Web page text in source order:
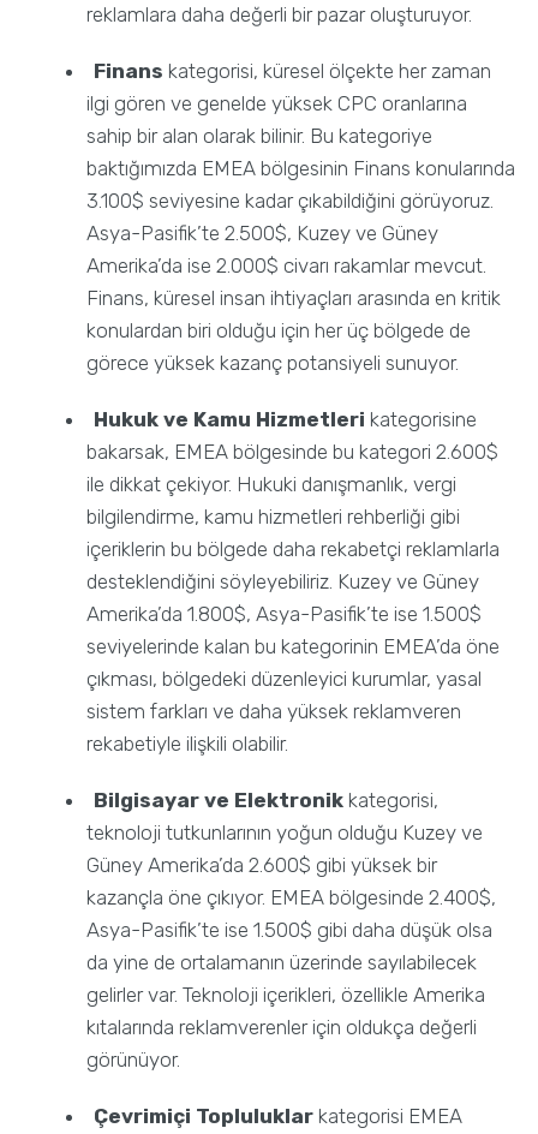
reklamlara daha değerli bir pazar oluşturuyor.
Finans kategorisi, küresel ölçekte her zaman
ilgi gören ve genelde yüksek CPC oranlarına
sahip bir alan olarak bilinir. Bu kategoriye
baktığımızda EMEA bölgesinin Finans konularında
3.100$ seviyesine kadar çıkabildiğini görüyoruz.
Asya-Pasifik’te 2.500$, Kuzey ve Güney
Amerika’da ise 2.000$ civarı rakamlar mevcut.
Finans, küresel insan ihtiyaçları arasında en kritik
konulardan biri olduğu için her üç bölgede de
görece yüksek kazanç potansiyeli sunuyor.
Hukuk ve Kamu Hizmetleri kategorisine
bakarsak, EMEA bölgesinde bu kategori 2.600$
ile dikkat çekiyor. Hukuki danışmanlık, vergi
bilgilendirme, kamu hizmetleri rehberliği gibi
içeriklerin bu bölgede daha rekabetçi reklamlarla
desteklendiğini söyleyebiliriz. Kuzey ve Güney
Amerika’da 1.800$, Asya-Pasifik’te ise 1.500$
seviyelerinde kalan bu kategorinin EMEA’da öne
çıkması, bölgedeki düzenleyici kurumlar, yasal
sistem farkları ve daha yüksek reklamveren
rekabetiyle ilişkili olabilir.
Bilgisayar ve Elektronik kategorisi,
teknoloji tutkunlarının yoğun olduğu Kuzey ve
Güney Amerika’da 2.600$ gibi yüksek bir
kazançla öne çıkıyor. EMEA bölgesinde 2.400$,
Asya-Pasifik’te ise 1.500$ gibi daha düşük olsa
da yine de ortalamanın üzerinde sayılabilecek
gelirler var. Teknoloji içerikleri, özellikle Amerika
kıtalarında reklamverenler için oldukça değerli
görünüyor.
Çevrimiçi Topluluklar kategorisi EMEA